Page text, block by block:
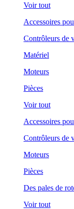
Voir tout
Accessoires
Contrôleurs de
Matériel
Moteurs
Pièces
Voir tout
Accessoires
Contrôleurs de
Moteurs
Pièces
Des pales de
Voir tout